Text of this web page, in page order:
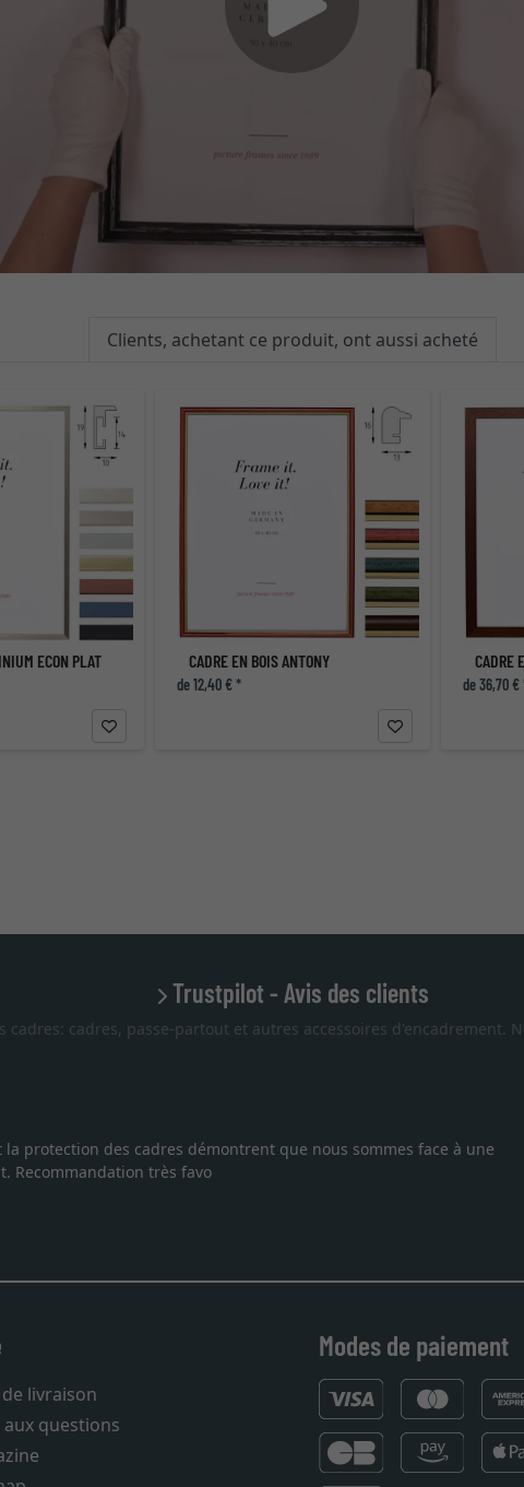
Clients, achetant ce produit, ont aussi acheté
ECON PLAT CADRE EN BOIS ANTONY
de 12,40 € *
CADRE
de 36,70 €
Trustpilot - Avis des clients
cadres: cadres, passe-partout et autres accessoires d'encadrement.
pour une lithographie, je suis tombée sur ce site. Le choix et la
service et livraison dans les temps. J'espère revenir pour une autre
livraison
aux questions
Modes de paiement